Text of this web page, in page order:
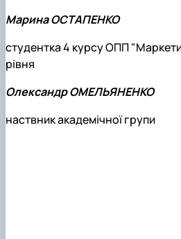
Марина ОСТАПЕНКО
студентка 4 курсу ОПП
рівня
Олександр ОМЕЛЬЯНЕНКО
наствник академічної групи